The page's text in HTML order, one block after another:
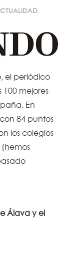
el periódico
mejores
En
84 puntos
los colegios
Álava y el